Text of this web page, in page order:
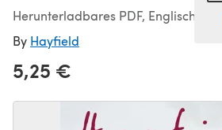
Herunterladbares PDF, Englisch
By Hayfield
5,25 €